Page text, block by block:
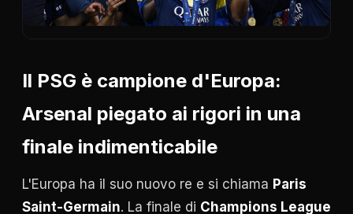
Il PSG è campione d'Europa:
Arsenal piegato ai rigori in una
finale indimenticabile
L'Europa ha il suo nuovo re e si chiama Paris
Saint-Germain. La finale di Champions League